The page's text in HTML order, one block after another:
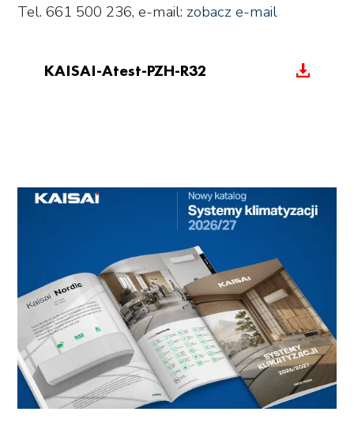
Tel. 661 500 236, e-mail: zobacz e-mail
KAISAI-Atest-PZH-R32